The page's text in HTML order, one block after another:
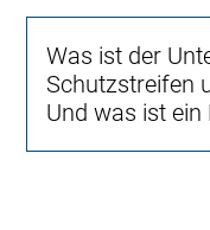
Was ist der
Schutzstreifen
Und was ist ein